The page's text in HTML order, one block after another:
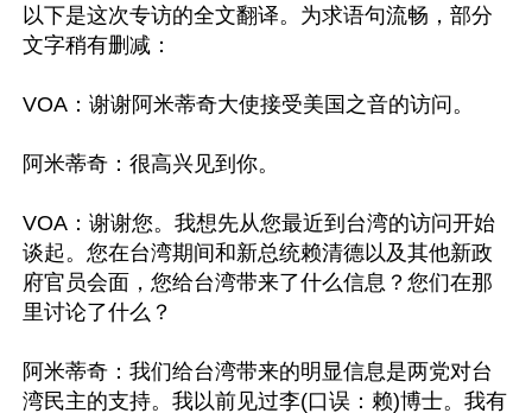
以下是这次专访的全文翻译。为求语句流畅，部分
文字稍有删减：
VOA：谢谢阿米蒂奇大使接受美国之音的访问。
阿米蒂奇：很高兴见到你。
VOA：谢谢您。我想先从您最近到台湾的访问开始
谈起。您在台湾期间和新总统赖清德以及其他新政
府官员会面，您给台湾带来了什么信息？您们在那
里讨论了什么？
阿米蒂奇：我们给台湾带来的明显信息是两党对台
湾民主的支持。我以前见过李(口误：赖)博士。我有